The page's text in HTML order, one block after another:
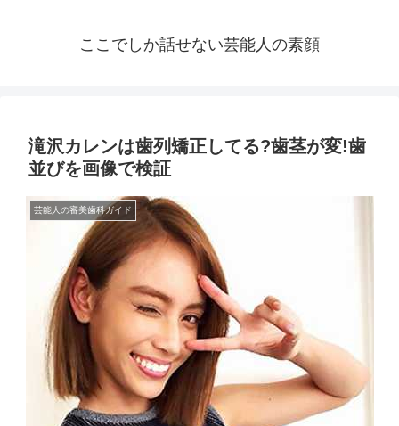
ここでしか話せない芸能人の素顔
滝沢カレンは歯列矯正してる?歯茎が変!歯
並びを画像で検証
芸能人の審美歯科ガイド